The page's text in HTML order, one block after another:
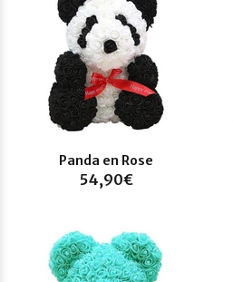
Panda en Rose
54,90€